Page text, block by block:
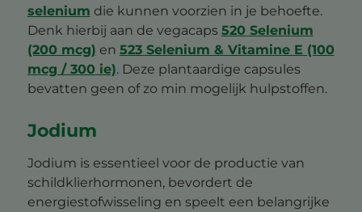
selenium die kunnen voorzien in je behoefte.
Denk hierbij aan de vegacaps 520 Selenium
(200 mcg) en 523 Selenium & Vitamine E (100
mcg / 300 ie). Deze plantaardige capsules
bevatten geen of zo min mogelijk hulpstoffen.
Jodium
Jodium is essentieel voor de productie van
schildklierhormonen, bevordert de
energiestofwisseling en speelt een belangrijke